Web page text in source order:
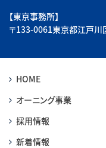
【東京事務所】
〒133-0061東京都江戸
HOME
オーニング事業
採用情報
新着情報